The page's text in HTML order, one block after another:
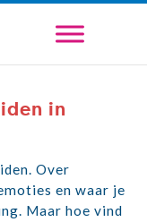
in
Over
en waar je
Maar hoe vind